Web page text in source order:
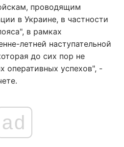
проводящим
в Украине, в частности
в рамках
летней наступательной
до сих пор не
оперативных успехов", -
ad